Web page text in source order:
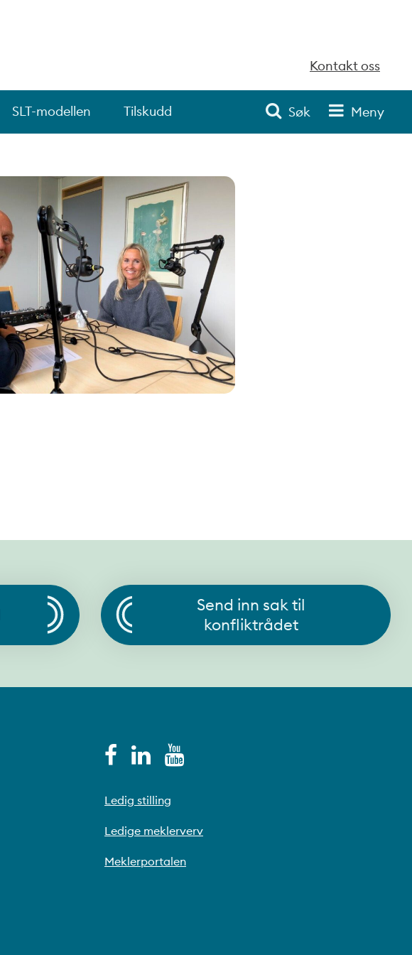
Kontakt oss
SLT-modellen Tilskudd Søk Meny
Send inn sak til
konfliktrådet
Ledig stilling
Ledige meklerverv
Meklerportalen